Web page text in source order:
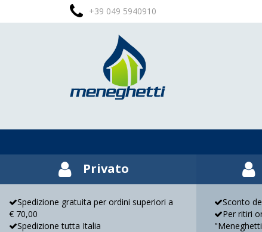
+39 049 5940910
Privato
Spedizione gratuita per ordini superiori a
€ 70,00
Spedizione tutta Italia
Sconto
Per ritiri